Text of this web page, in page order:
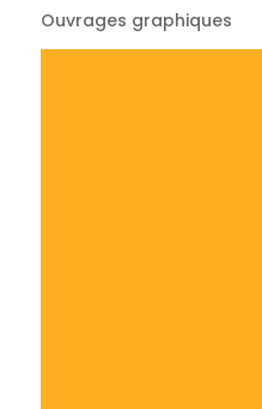
Ouvrages graphiques